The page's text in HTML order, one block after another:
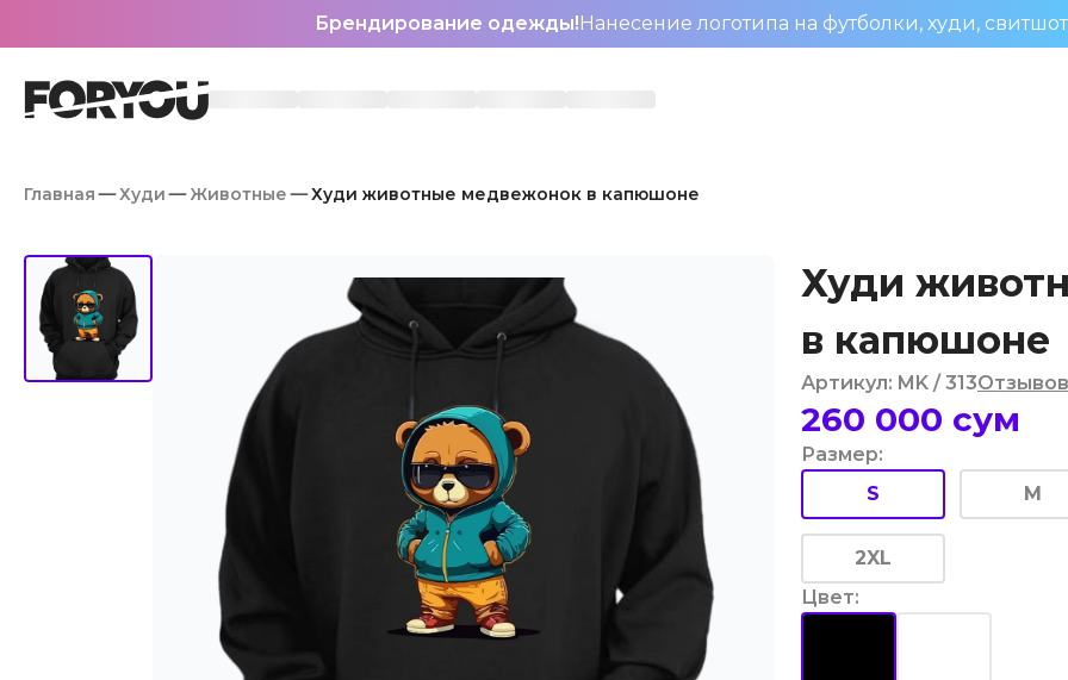
Брендирование одежды!Нанесение логотипа на футболки, худи,
Главная Худи Животные Худи животные медвежонок в капюшоне
Худи
в капюшоне
Артикул: MK / 313Отзывов
260 000 сум
Размер:
S
M
2XL
Цвет: